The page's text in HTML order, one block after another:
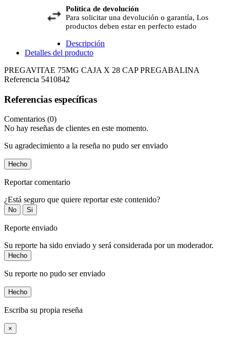
Política de devolución
Para solicitar una devolución o garantía, Los
productos deben estar en perfecto estado
Descripción
Detalles del producto
PREGAVITAE 75MG CAJA X 28 CAP PREGABALINA
Referencia 5410842
Referencias específicas
Comentarios (0)
No hay reseñas de clientes en este momento.
Su agradecimiento a la reseña no pudo ser enviado
Hecho
Reportar comentario
¿Está seguro que quiere reportar este contenido?
No Si
Reporte enviado
Su reporte ha sido enviado y será considerada por un moderador.
Hecho
Su reporte no pudo ser enviado
Hecho
Escriba su propia reseña
×